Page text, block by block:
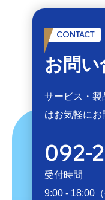
CONTACT
お問い
サービス・製
はお気軽にお
092-
受付時間
9:00 - 18:00（